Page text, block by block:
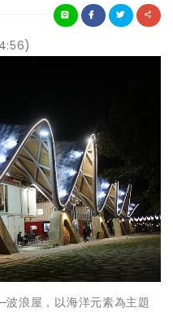
浪屋，以海洋元素為主題